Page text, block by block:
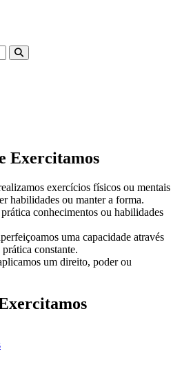
Exercitamos
exercícios físicos ou mentais
habilidades ou manter a forma.
conhecimentos ou habilidades
uma capacidade através
constante.
um direito, poder ou